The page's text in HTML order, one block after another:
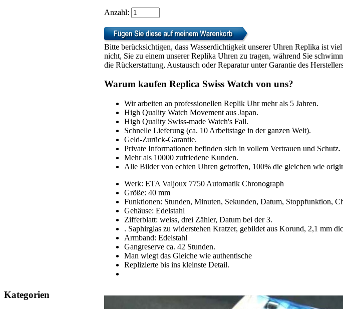
Kategorien
Anzahl:
Bitte berücksichtigen, dass Wasserdichtigkeit unserer Uhren Replika ist
nicht, Sie zu einem unserer Replika Uhren zu tragen, während Sie
die Rückerstattung, Austausch oder Reparatur unter Garantie des
Warum kaufen Replica Swiss Watch von uns?
Wir arbeiten an professionellen Replik Uhr mehr als 5 Jahren.
High Quality Watch Movement aus Japan.
High Quality Swiss-made Watch's Fall.
Schnelle Lieferung (ca. 10 Arbeitstage in der ganzen Welt).
Geld-Zurück-Garantie.
Private Informationen befinden sich in vollem Vertrauen und Schutz.
Mehr als 10000 zufriedene Kunden.
Alle Bilder von echten Uhren getroffen, 100% die gleichen wie
Werk: ETA Valjoux 7750 Automatik Chronograph
Größe: 40 mm
Funktionen: Stunden, Minuten, Sekunden, Datum, Stoppfunktion,
Gehäuse: Edelstahl
Zifferblatt: weiss, drei Zähler, Datum bei der 3.
. Saphirglas zu widerstehen Kratzer, gebildet aus Korund, 2,1 mm
Armband: Edelstahl
Gangreserve ca. 42 Stunden.
Man wiegt das Gleiche wie authentische
Replizierte bis ins kleinste Detail.